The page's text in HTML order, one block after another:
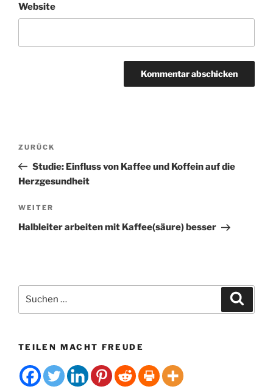
Website
e
r
n
t
i
Beitragsnavigation
Vorheriger
Beitrag
ZURÜCK
Studie: Einfluss von Kaffee und Koffein auf die
Herzgesundheit
Nächster
Beitrag
WEITER
Halbleiter arbeiten mit Kaffee(säure) besser
nach:
TEILEN MACHT FREUDE